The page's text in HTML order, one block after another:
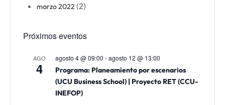
marzo 2022 (2)
Próximos eventos
AGO
4
agosto 4 @ 09:00 -agosto 12 @ 13:00
Programa: Planeamiento por escenarios
(UCU Business School) | Proyecto RET (CCU-
INEFOP)